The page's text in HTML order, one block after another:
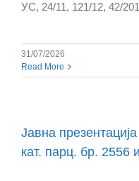
УС, 24/11, 121/12, 42/
31/07/2026
Read More
Јавна
кат. парц. бр.